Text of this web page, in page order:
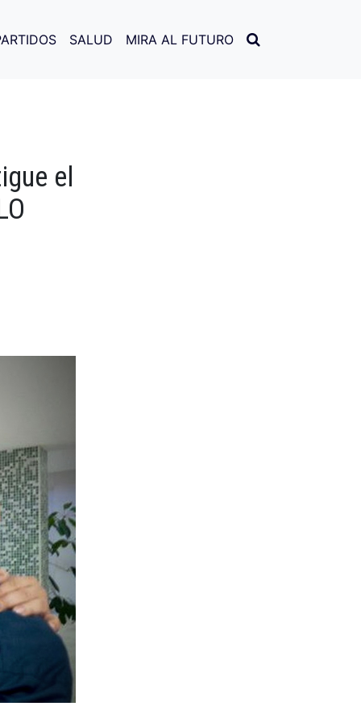
SALUD MIRA AL FUTURO
el